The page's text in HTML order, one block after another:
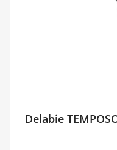
Delabie